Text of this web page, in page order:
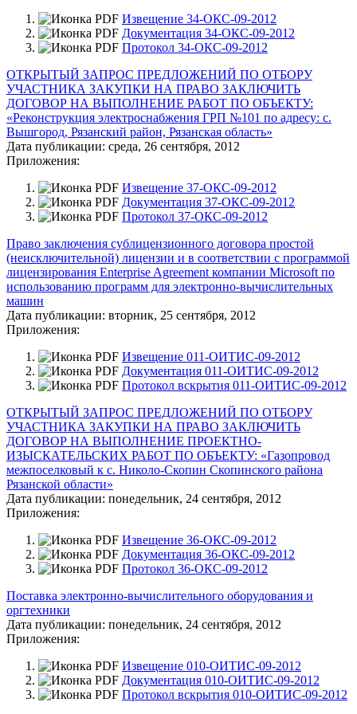
Извещение 34-ОКС-09-2012
Документация 34-ОКС-09-2012
Протокол 34-ОКС-09-2012
ОТКРЫТЫЙ ЗАПРОС ПРЕДЛОЖЕНИЙ ПО ОТБОРУ
УЧАСТНИКА ЗАКУПКИ НА ПРАВО ЗАКЛЮЧИТЬ
ДОГОВОР НА ВЫПОЛНЕНИЕ РАБОТ ПО ОБЪЕКТУ:
«Реконструкция электроснабжения ГРП №101 по адресу: c.
Вышгород, Рязанский район, Рязанская область»
Дата публикации: среда, 26 сентября, 2012
Приложения:
Извещение 37-ОКС-09-2012
Документация 37-ОКС-09-2012
Протокол 37-ОКС-09-2012
Право заключения сублицензионного договора простой
(неисключительной) лицензии и в соответствии с программой
лицензирования Enterprise Agreement компании Microsoft по
использованию программ для электронно-вычислительных
машин
Дата публикации: вторник, 25 сентября, 2012
Приложения:
Извещение 011-ОИТИС-09-2012
Документация 011-ОИТИС-09-2012
Протокол вскрытия 011-ОИТИС-09-2012
ОТКРЫТЫЙ ЗАПРОС ПРЕДЛОЖЕНИЙ ПО ОТБОРУ
УЧАСТНИКА ЗАКУПКИ НА ПРАВО ЗАКЛЮЧИТЬ
ДОГОВОР НА ВЫПОЛНЕНИЕ ПРОЕКТНО-
ИЗЫСКАТЕЛЬСКИХ РАБОТ ПО ОБЪЕКТУ: «Газопровод
межпоселковый к с. Николо-Скопин Скопинского района
Рязанской области»
Дата публикации: понедельник, 24 сентября, 2012
Приложения:
Извещение 36-ОКС-09-2012
Документация 36-ОКС-09-2012
Протокол 36-ОКС-09-2012
Поставка электронно-вычислительного оборудования и
оргтехники
Дата публикации: понедельник, 24 сентября, 2012
Приложения:
Извещение 010-ОИТИС-09-2012
Документация 010-ОИТИС-09-2012
Протокол вскрытия 010-ОИТИС-09-2012